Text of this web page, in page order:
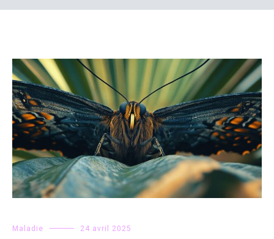
Maladie 24 avril 2025